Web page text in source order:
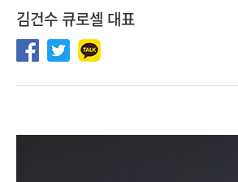
김건수 큐로셀 대표